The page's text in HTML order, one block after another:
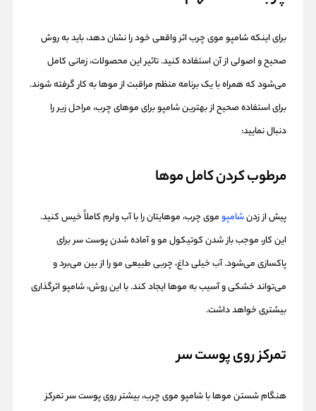
برای اینکه شامپو موی چرب اثر واقعی خود را نشان دهد، باید به روش
صحیح و اصولی از آن استفاده کنید. تاثیر این محصولات، زمانی کامل
می‌شود که همراه با یک برنامه منظم مراقبت از موها به‌ کار گرفته شوند.
برای استفاده صحیح از بهترین شامپو برای موهای چرب، مراحل زیر را
دنبال نمایید:
مرطوب کردن کامل موها
پیش از زدنشامپوموی چرب، موهایتان را با آب ولرم کاملاً خیس کنید.
این کار، موجب باز شدن کوتیکول مو و آماده شدن پوست سر برای
پاکسازی می‌شود. آب خیلی داغ، چربی طبیعی مو را از بین می‌برد و
می‌تواند خشکی و آسیب به موها ایجاد کند. با این روش، شامپو اثرگذاری
بیشتری خواهد داشت.
تمرکز روی پوست سر
هنگام شستن موها با شامپو موی چرب، بیشتر روی پوست سر تمرکز